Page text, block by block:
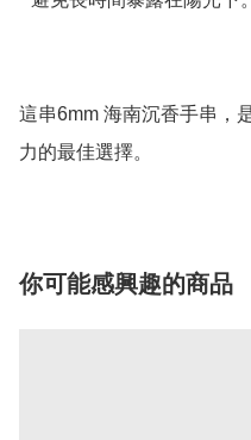
這串6mm 海南沉香手串，
力的最佳選擇。
你可能感興趣的商品